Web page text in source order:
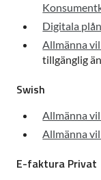
Digitala
Allmänna
tillgänglig
Swish
Allmänna
Allmänna
E-faktura Privat